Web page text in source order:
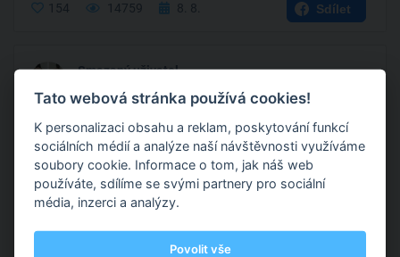
154 14759 8. 8. Sdílet
Smazaný uživatel
Pořadatel akce
...
Na 7. 8. 2022 v Odborářů, Pardubice II chystáme Spolupráce.
3-4 tréninky týdne
Strava dle period
Tato webová stránka používá cookies!
K personalizaci obsahu a reklam, poskytování funkcí
sociálních médií a analýze naší návštěvnosti využíváme
soubory cookie. Informace o tom, jak náš web
používáte, sdílíme se svými partnery pro sociální
média, inzerci a analýzy.
Povolit vše